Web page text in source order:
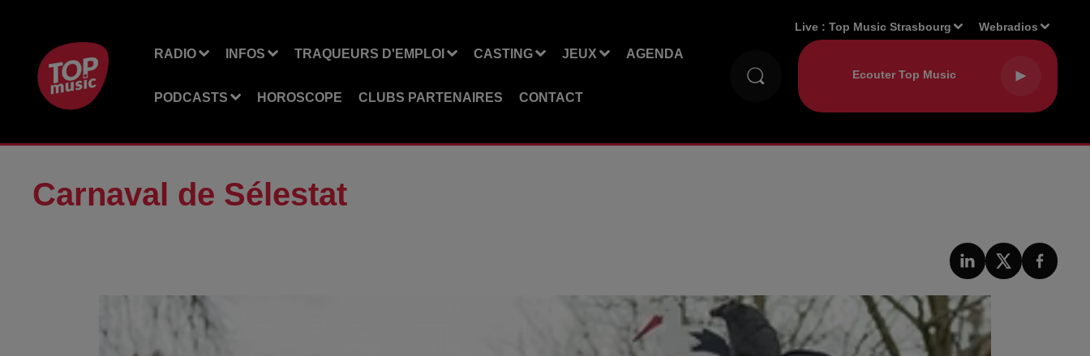
RADIO INFOS TRAQUEURS D'EMPLOI CASTING JEUX AGENDA
PODCASTS HOROSCOPE CLUBS PARTENAIRES CONTACT
Live :Top Music Strasbourg Webradios
Carnaval de Sélestat